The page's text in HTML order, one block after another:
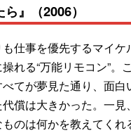
』（2006）
仕事を優先するマイケ
れる“万能リモコン”
てが夢見た通り、面
償は大きかった。一
のは何かを教えてく